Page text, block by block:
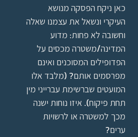
כאן ניקח הפסקה מנושא
העיקרי ונשאל את עצמנו שאלה
וחשובה לא פחות: מדוע
המדינה/משטרה מכסים על
הפדופילים המסוכנים ואינם
מפרסמים אותם? (מלבד אלו
המועטים שברשימת עברייני מין
תחת פיקוח). איזו נוחות ישנה
מכך למשטרה או לרשויות
ערים?